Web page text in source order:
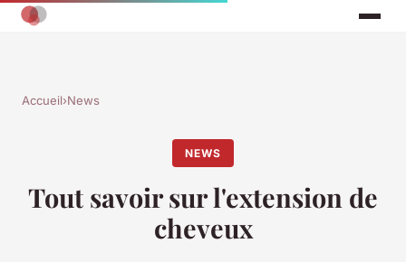
Accueil›News
NEWS
Tout savoir sur l'extension de
cheveux